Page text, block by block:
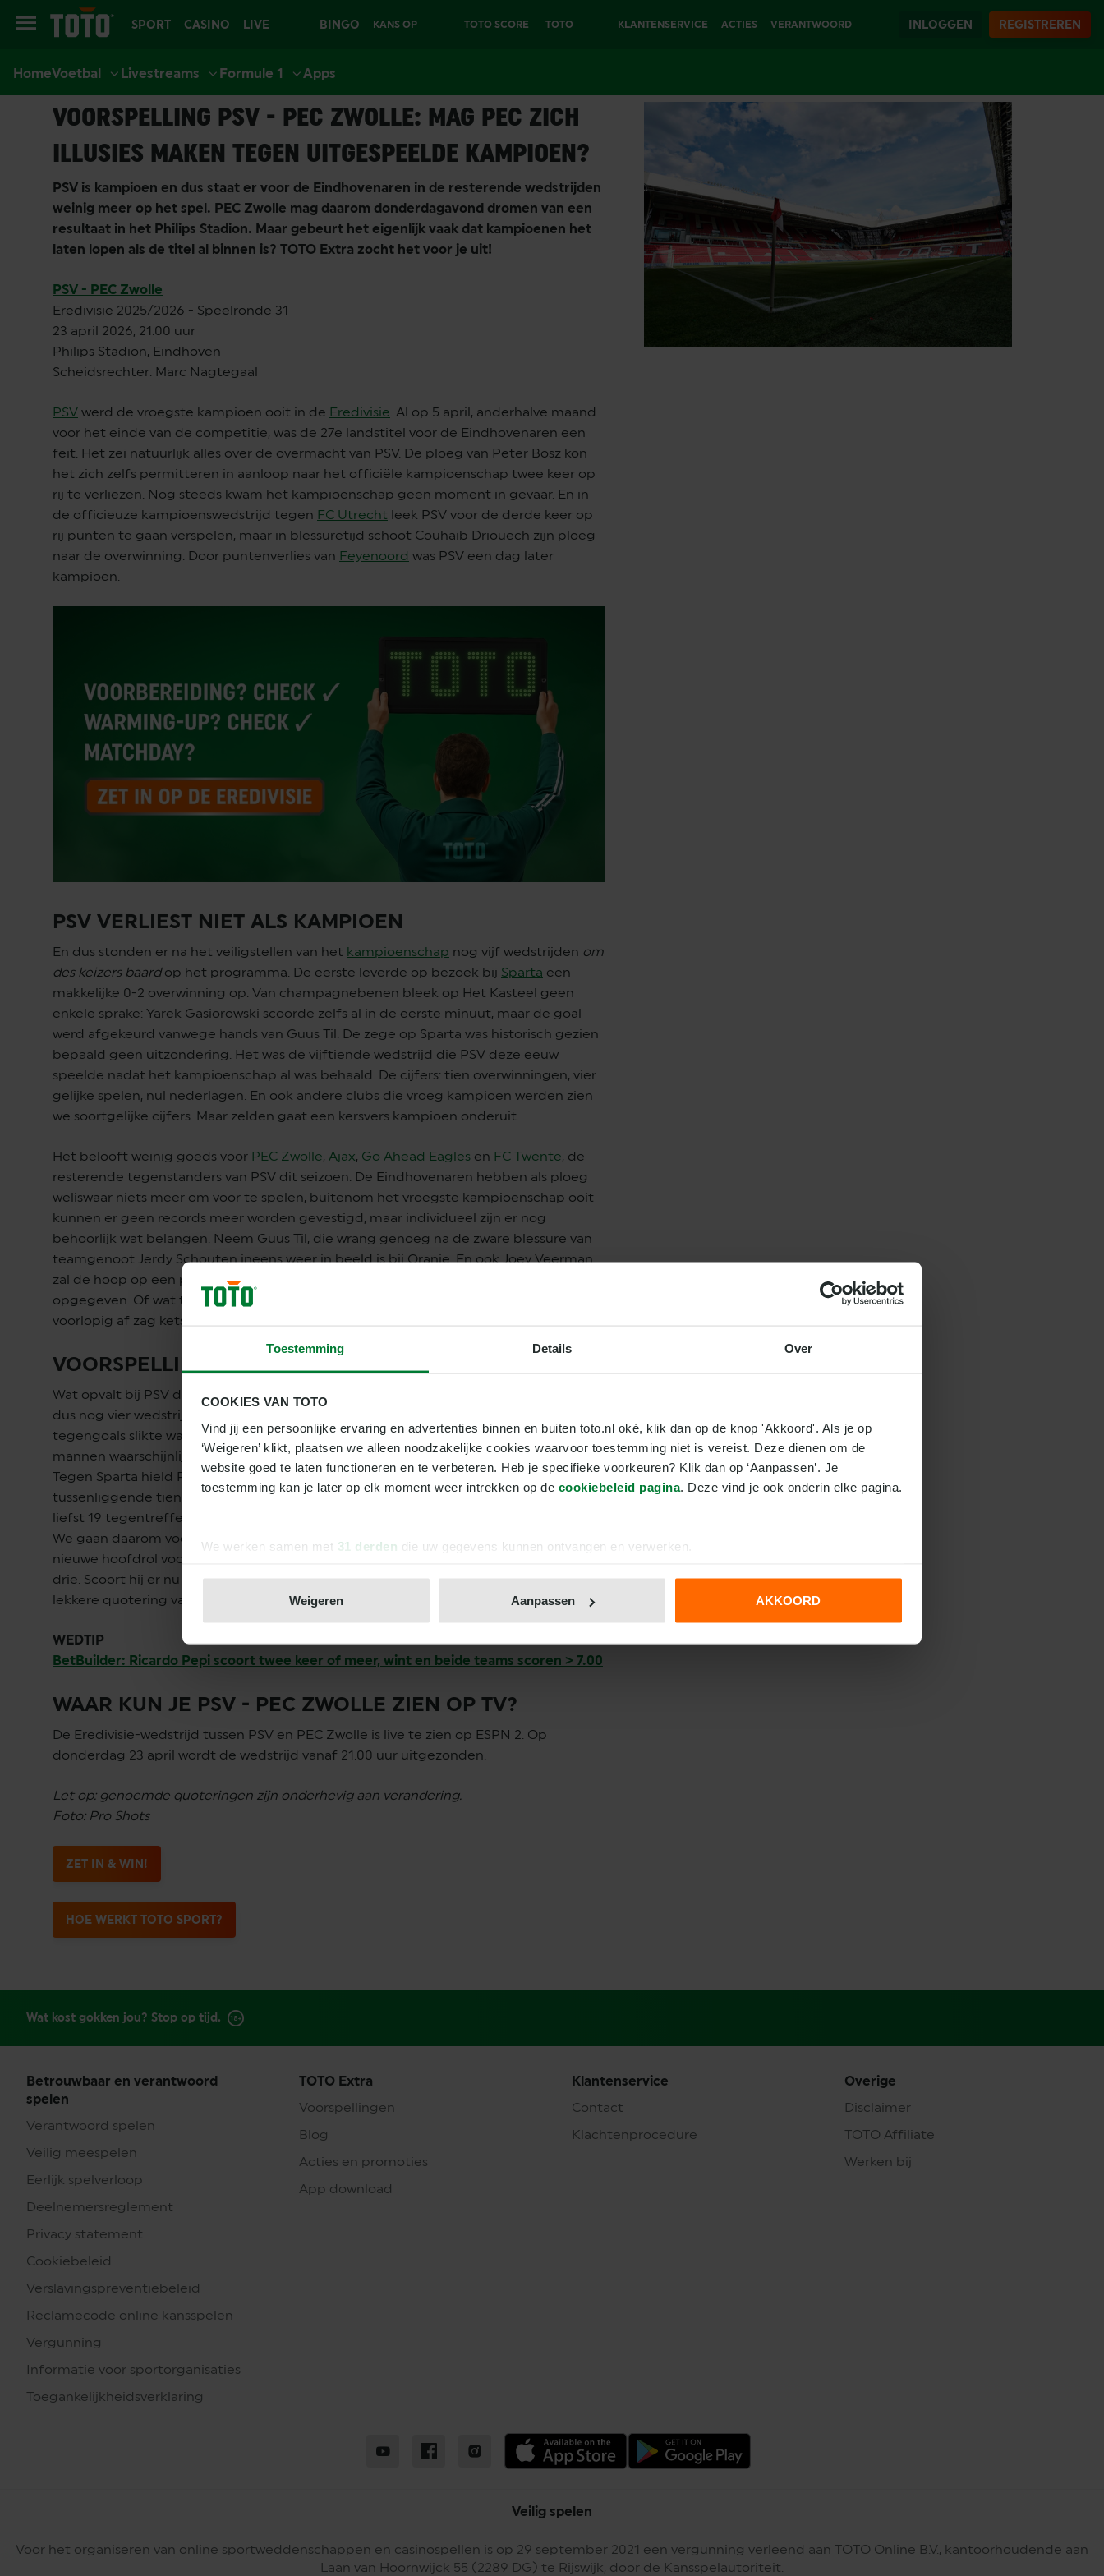
Toestemming Details Over
COOKIES VAN TOTO
Vind jij een persoonlijke ervaring en advertenties binnen en buiten toto.nl oké, klik dan op de knop 'Akkoord'. Als je op
‘Weigeren’ klikt, plaatsen we alleen noodzakelijke cookies waarvoor toestemming niet is vereist. Deze dienen om de
website goed te laten functioneren en te verbeteren. Heb je specifieke voorkeuren? Klik dan op ‘Aanpassen’. Je
toestemming kan je later op elk moment weer intrekken op de cookiebeleid pagina. Deze vind je ook onderin elke pagina.
We werken samen met 31 derden die uw gegevens kunnen ontvangen en verwerken.
Weigeren Aanpassen AKKOORD
SPORT CASINO LIVE
CASINO
BINGO KANS OP TOTO SCORE TOTO KLANTENSERVICE ACTIES VERANTWOORD INLOGGEN REGISTREREN
HomeVoetbal Livestreams Formule 1 Apps
VOORSPELLING PSV - PEC ZWOLLE: MAG PEC ZICH
ILLUSIES MAKEN TEGEN UITGESPEELDE KAMPIOEN?
PSV is kampioen en dus staat er voor de Eindhovenaren in de resterende wedstrijden
weinig meer op het spel. PEC Zwolle mag daarom donderdagavond dromen van een
resultaat in het Philips Stadion. Maar gebeurt het eigenlijk vaak dat kampioenen het
laten lopen als de titel al binnen is? TOTO Extra zocht het voor je uit!
PSV - PEC Zwolle
Eredivisie 2025/2026 - Speelronde 31
23 april 2026, 21.00 uur
Philips Stadion, Eindhoven
Scheidsrechter: Marc Nagtegaal
PSV werd de vroegste kampioen ooit in de Eredivisie. Al op 5 april, anderhalve maand
voor het einde van de competitie, was de 27e landstitel voor de Eindhovenaren een
feit. Het zei natuurlijk alles over de overmacht van PSV. De ploeg van Peter Bosz kon
het zich zelfs permitteren in aanloop naar het officiële kampioenschap twee keer op
rij te verliezen. Nog steeds kwam het kampioenschap geen moment in gevaar. En in
de officieuze kampioenswedstrijd tegen FC Utrecht leek PSV voor de derde keer op
rij punten te gaan verspelen, maar in blessuretijd schoot Couhaib Driouech zijn ploeg
naar de overwinning. Door puntenverlies van Feyenoord was PSV een dag later
kampioen.
PSV VERLIEST NIET ALS KAMPIOEN
En dus stonden er na het veiligstellen van het kampioenschap nog vijf wedstrijden om
des keizers baardop het programma. De eerste leverde op bezoek bij Sparta een
makkelijke 0-2 overwinning op. Van champagnebenen bleek op Het Kasteel geen
enkele sprake: Yarek Gasiorowski scoorde zelfs al in de eerste minuut, maar de goal
werd afgekeurd vanwege hands van Guus Til. De zege op Sparta was historisch gezien
bepaald geen uitzondering. Het was de vijftiende wedstrijd die PSV deze eeuw
speelde nadat het kampioenschap al was behaald. De cijfers: tien overwinningen, vier
gelijke spelen, nul nederlagen. En ook andere clubs die vroeg kampioen werden zien
we soortgelijke cijfers. Maar zelden gaat een kersvers kampioen onderuit.
Het belooft weinig goeds voor PEC Zwolle, Ajax, Go Ahead Eagles en FC Twente, de
resterende tegenstanders van PSV dit seizoen. De Eindhovenaren hebben als ploeg
weliswaar niets meer om voor te spelen, buitenom het vroegste kampioenschap ooit
kunnen er geen records meer worden gevestigd, maar individueel zijn er nog
behoorlijk wat belangen. Neem Guus Til, die wrang genoeg na de zware blessure van
teamgenoot Jerdy Schouten ineens weer in beeld is bij Oranje. En ook Joey Veerman
zal de hoop op een plekje in de
opgegeven. Of wat te denken van Ricardo Pepi, die zijn droomtransfer naar Fulham
voorlopig af zag ketsen en in topvorm naar het WK in eigen land wil.
VOORSPELLING TOTO
Wat opvalt bij PSV dit seizoen is het hoge aantal tegendoelpunten: 40. En dan zijn er
dus nog vier wedstrijden te gaan. De laatste keer dat een kampioen zoveel
tegengoals slikte was ruim veertig jaar geleden. Een negatief record blijft Bosz en zijn
mannen waarschijnlijk wel bespaard, dat staat sinds 1958 met 52 op naam van DOS.
Tegen Sparta hield PSV voor het eerst in ruim twee maanden weer eens de nul. In de
tussenliggende tien wedstrijden in alle competities slikten de Eindhovenaren maar
liefst 19 tegentreffers. Gelukkig voor Bosz scoorde PSV er zelf in die reeks ook 24 keer.
We gaan daarom voor een zege voor PSV mét tegendoelpunt, en gaan voor een
nieuwe hoofdrol voor Pepi. Vorig seizoen maakte de Amerikaan er thuis tegen PEC
drie. Scoort hij er nu minstens twee, wint PSV en scoren beide ploegen? Er staat een
lekkere quotering van 7.00 tegenover!
WEDTIP
BetBuilder: Ricardo Pepi scoort twee keer of meer, wint en beide teams scoren > 7.00
WAAR KUN JE PSV - PEC ZWOLLE ZIEN OP TV?
De Eredivisie-wedstrijd tussen PSV en PEC Zwolle is live te zien op ESPN 2. Op
donderdag 23 april wordt de wedstrijd vanaf 21.00 uur uitgezonden.
Let op: genoemde quoteringen zijn onderhevig aan verandering.
Foto: Pro Shots
ZET IN & WIN!
HOE WERKT TOTO SPORT?
Wat kost gokken jou? Stop op tijd.
Betrouwbaar en verantwoord
spelen
Verantwoord spelen
Veilig meespelen
Eerlijk spelverloop
Deelnemersreglement
Privacy statement
Cookiebeleid
Verslavingspreventiebeleid
Reclamecode online kansspelen
Vergunning
Informatie voor sportorganisaties
Toegankelijkheidsverklaring
TOTO Extra
Voorspellingen
Blog
Acties en promoties
App download
Klantenservice
Contact
Klachtenprocedure
Overige
Disclaimer
TOTO Affiliate
Werken bij
Veilig spelen
Voor het organiseren van online sportweddenschappen en casinospellen is op 29 september 2021 een vergunning verleend aan TOTO Online B.V., kantoorhoudende aan
Laan van Hoornwijck 55 (2289 DG) te Rijswijk, door de Kansspelautoriteit.